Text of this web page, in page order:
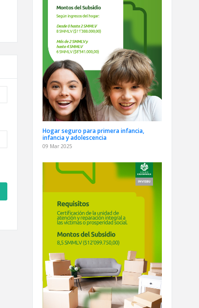
Hogar seguro para primera infancia,
infancia y adolescencia
09 Mar 2025